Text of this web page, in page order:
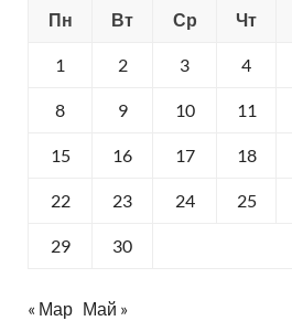
Пн
Вт Ср Чт
1 2 3 4
8 9 10 11
15 16 17 18
22 23 24 25
29 30
« Мар Май »